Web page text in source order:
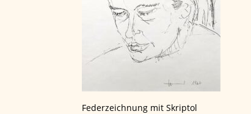
Federzeichnung mit Skriptol